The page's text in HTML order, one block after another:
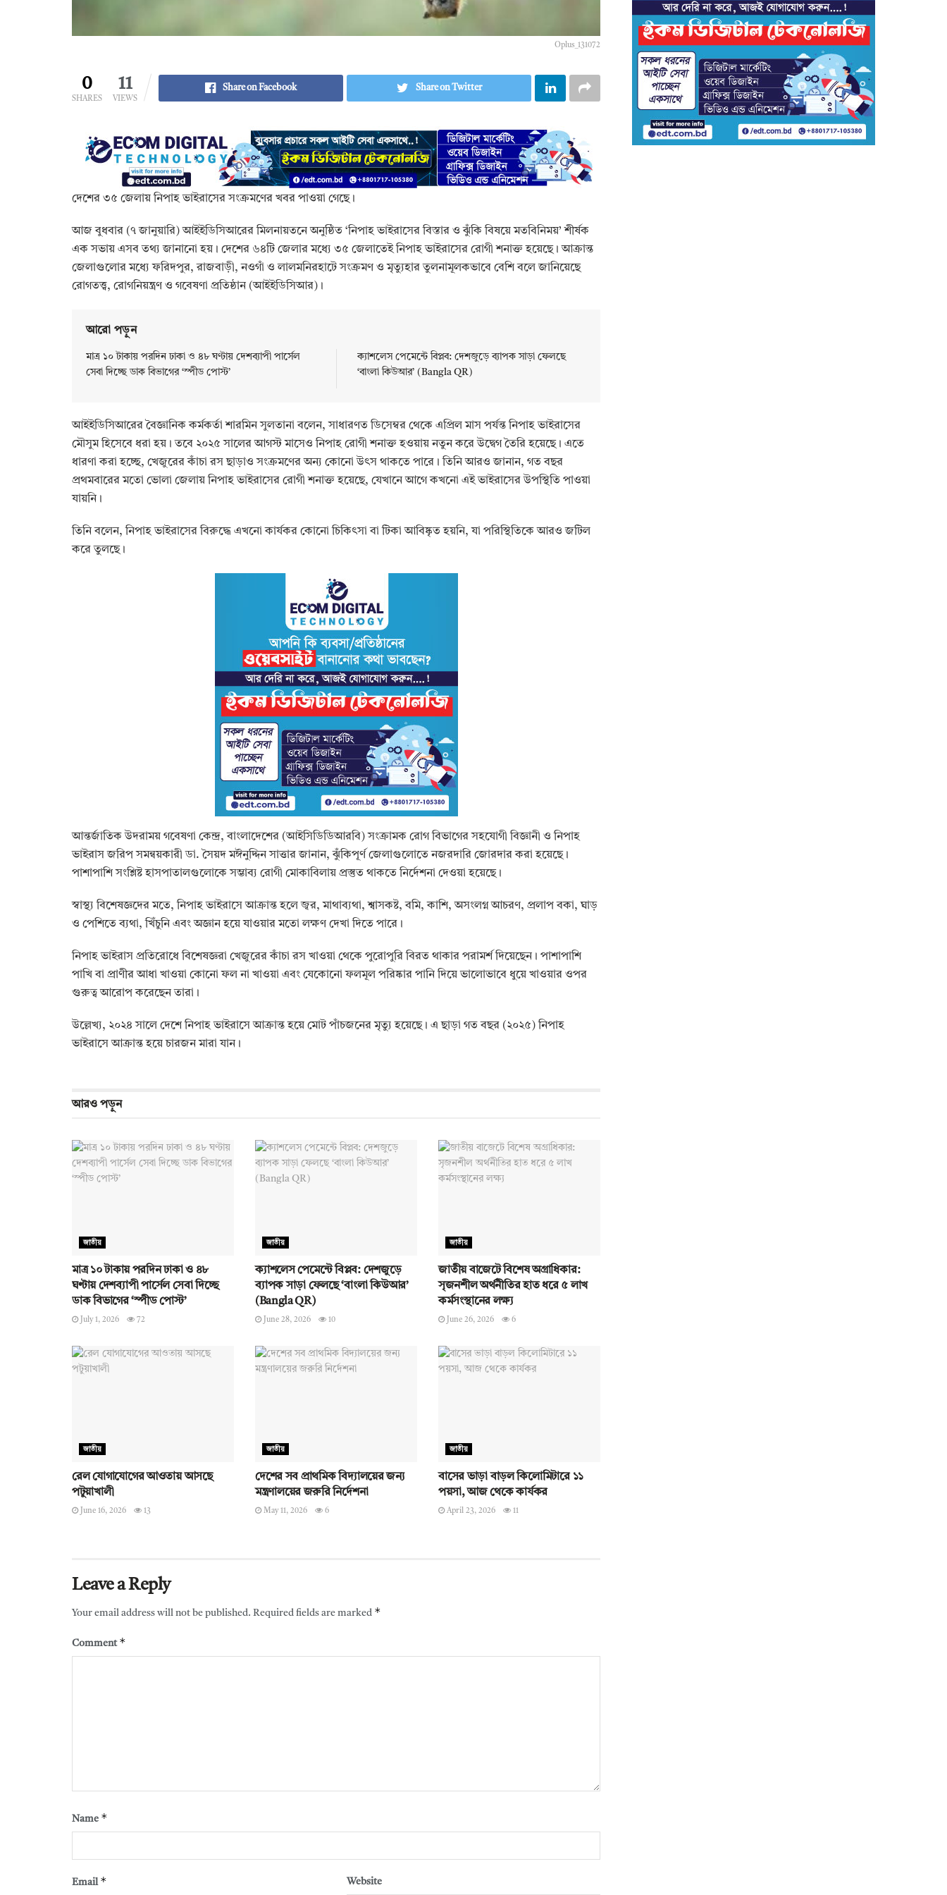
Oplus_131072
0
SHARES
11
VIEWS
Share on Facebook Share on Twitter
দেশের ৩৫ জেলায় নিপাহ ভাইরাসের সংক্রমণের খবর পাওয়া গেছে।
আজ বুধবার (৭ জানুয়ারি) আইইডিসিআরের মিলনায়তনে অনুষ্ঠিত ‘নিপাহ ভাইরাসের বিস্তার ও ঝুঁকি বিষয়ে মতবিনিময়’ শীর্ষক
এক সভায় এসব তথ্য জানানো হয়। দেশের ৬৪টি জেলার মধ্যে ৩৫ জেলাতেই নিপাহ ভাইরাসের রোগী শনাক্ত হয়েছে। আক্রান্ত
জেলাগুলোর মধ্যে ফরিদপুর, রাজবাড়ী, নওগাঁ ও লালমনিরহাটে সংক্রমণ ও মৃত্যুহার তুলনামূলকভাবে বেশি বলে জানিয়েছে
রোগতত্ত্ব, রোগনিয়ন্ত্রণ ও গবেষণা প্রতিষ্ঠান (আইইডিসিআর)।
আরো পড়ুন
মাত্র ১০ টাকায় পরদিন ঢাকা ও ৪৮ ঘণ্টায় দেশব্যাপী পার্সেল
সেবা দিচ্ছে ডাক বিভাগের ‘স্পীড পোস্ট’
ক্যাশলেস পেমেন্টে বিপ্লব: দেশজুড়ে ব্যাপক সাড়া ফেলছে
‘বাংলা কিউআর’ (Bangla QR)
আইইডিসিআরের বৈজ্ঞানিক কর্মকর্তা শারমিন সুলতানা বলেন, সাধারণত ডিসেম্বর থেকে এপ্রিল মাস পর্যন্ত নিপাহ ভাইরাসের
মৌসুম হিসেবে ধরা হয়। তবে ২০২৫ সালের আগস্ট মাসেও নিপাহ রোগী শনাক্ত হওয়ায় নতুন করে উদ্বেগ তৈরি হয়েছে। এতে
ধারণা করা হচ্ছে, খেজুরের কাঁচা রস ছাড়াও সংক্রমণের অন্য কোনো উৎস থাকতে পারে। তিনি আরও জানান, গত বছর
প্রথমবারের মতো ভোলা জেলায় নিপাহ ভাইরাসের রোগী শনাক্ত হয়েছে, যেখানে আগে কখনো এই ভাইরাসের উপস্থিতি পাওয়া
যায়নি।
তিনি বলেন, নিপাহ ভাইরাসের বিরুদ্ধে এখনো কার্যকর কোনো চিকিৎসা বা টিকা আবিষ্কৃত হয়নি, যা পরিস্থিতিকে আরও জটিল
করে তুলছে।
আন্তর্জাতিক উদরাময় গবেষণা কেন্দ্র, বাংলাদেশের (আইসিডিডিআরবি) সংক্রামক রোগ বিভাগের সহযোগী বিজ্ঞানী ও নিপাহ
ভাইরাস জরিপ সমন্বয়কারী ডা. সৈয়দ মঈনুদ্দিন সাত্তার জানান, ঝুঁকিপূর্ণ জেলাগুলোতে নজরদারি জোরদার করা হয়েছে।
পাশাপাশি সংশ্লিষ্ট হাসপাতালগুলোকে সম্ভাব্য রোগী মোকাবিলায় প্রস্তুত থাকতে নির্দেশনা দেওয়া হয়েছে।
স্বাস্থ্য বিশেষজ্ঞদের মতে, নিপাহ ভাইরাসে আক্রান্ত হলে জ্বর, মাথাব্যথা, শ্বাসকষ্ট, বমি, কাশি, অসংলগ্ন আচরণ, প্রলাপ বকা, ঘাড়
ও পেশিতে ব্যথা, খিঁচুনি এবং অজ্ঞান হয়ে যাওয়ার মতো লক্ষণ দেখা দিতে পারে।
নিপাহ ভাইরাস প্রতিরোধে বিশেষজ্ঞরা খেজুরের কাঁচা রস খাওয়া থেকে পুরোপুরি বিরত থাকার পরামর্শ দিয়েছেন। পাশাপাশি
পাখি বা প্রাণীর আধা খাওয়া কোনো ফল না খাওয়া এবং যেকোনো ফলমূল পরিষ্কার পানি দিয়ে ভালোভাবে ধুয়ে খাওয়ার ওপর
গুরুত্ব আরোপ করেছেন তারা।
উল্লেখ্য, ২০২৪ সালে দেশে নিপাহ ভাইরাসে আক্রান্ত হয়ে মোট পাঁচজনের মৃত্যু হয়েছে। এ ছাড়া গত বছর (২০২৫) নিপাহ
ভাইরাসে আক্রান্ত হয়ে চারজন মারা যান।
আরও পড়ুন
জাতীয়
মাত্র ১০ টাকায় পরদিন ঢাকা ও ৪৮
ঘণ্টায় দেশব্যাপী পার্সেল সেবা দিচ্ছে
ডাক বিভাগের ‘স্পীড পোস্ট’
July 1, 2026 72
জাতীয়
ক্যাশলেস পেমেন্টে বিপ্লব: দেশজুড়ে
ব্যাপক সাড়া ফেলছে ‘বাংলা কিউআর’
(Bangla QR)
June 28, 2026 10
জাতীয়
জাতীয় বাজেটে বিশেষ অগ্রাধিকার:
সৃজনশীল অর্থনীতির হাত ধরে ৫ লাখ
কর্মসংস্থানের লক্ষ্য
June 26, 2026 6
জাতীয়
রেল যোগাযোগের আওতায় আসছে
পটুয়াখালী
June 16, 2026 13
জাতীয়
দেশের সব প্রাথমিক বিদ্যালয়ের জন্য
মন্ত্রণালয়ের জরুরি নির্দেশনা
May 11, 2026 6
জাতীয়
বাসের ভাড়া বাড়ল কিলোমিটারে ১১
পয়সা, আজ থেকে কার্যকর
April 23, 2026 11
Leave a Reply
Your email address will not be published. Required fields are marked *
Comment *
Name *
Email * Website